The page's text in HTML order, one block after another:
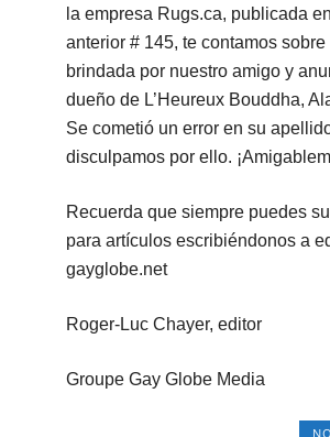
la empresa Rugs.ca, publicada
anterior # 145, te contamos sobre
brindada por nuestro amigo y
dueño de L’Heureux Bouddha,
Se cometió un error en su
disculpamos por ello.
Recuerda que siempre puedes
para artículos escribiéndonos a
gayglobe.net
Roger-Luc Chayer, editor
Groupe Gay Globe Media